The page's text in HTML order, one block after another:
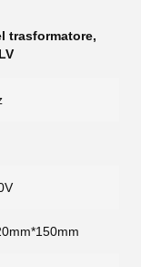
trasformatore,